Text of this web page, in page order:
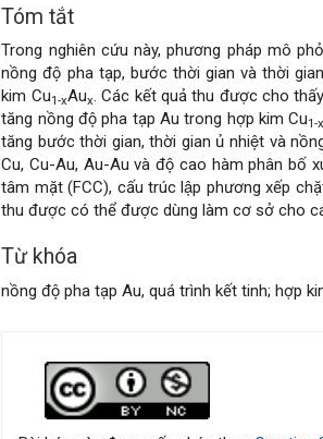
Nội
dung
chính
của
bài
viết
Tóm tắt
Trong nghiên cứu này, phương pháp mô
nồng độ pha tạp, bước thời gian và thời
kim Cu1-xAux. Các kết quả thu được cho
tăng nồng độ pha tạp Au trong hợp kim Cu1-
tăng bước thời gian, thời gian ủ nhiệt và
Cu, Cu-Au, Au-Au và độ cao hàm phân bố
tâm mặt (FCC), cấu trúc lập phương xếp
thu được có thể được dùng làm cơ sở cho
Từ khóa
nồng độ pha tạp Au, quá trình kết tinh; hợp